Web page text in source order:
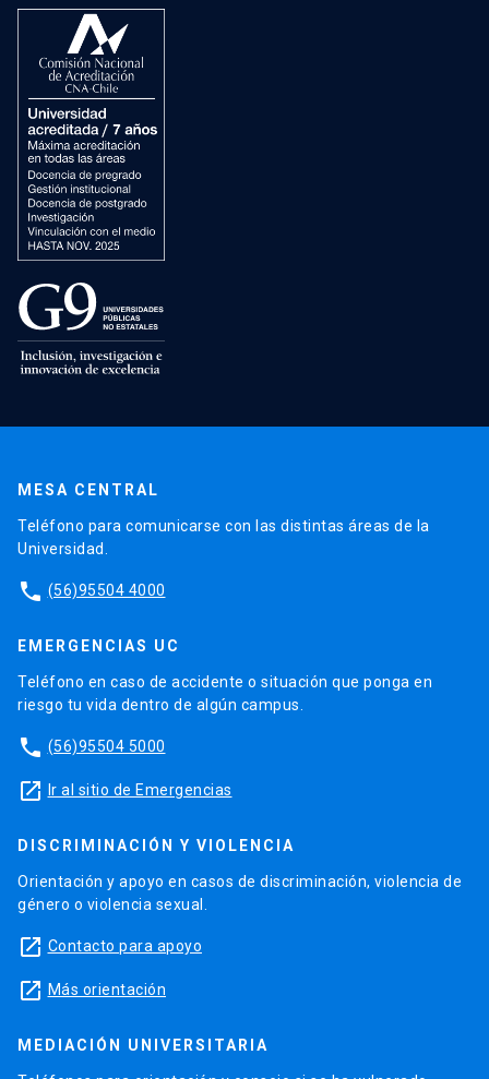
MESA CENTRAL
Teléfono para comunicarse con las distintas áreas de la
Universidad.
phone (56)95504 4000
EMERGENCIAS UC
Teléfono en caso de accidente o situación que ponga en
riesgo tu vida dentro de algún campus.
phone (56)95504 5000
launch Ir al sitio de Emergencias
DISCRIMINACIÓN Y VIOLENCIA
Orientación y apoyo en casos de discriminación, violencia de
género o violencia sexual.
launch Contacto para apoyo
launch Más orientación
MEDIACIÓN UNIVERSITARIA